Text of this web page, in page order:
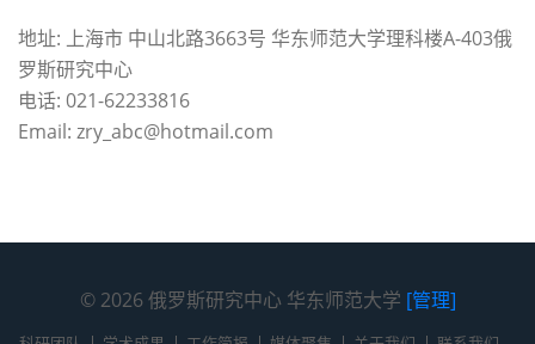
地址: 上海市 中山北路3663号 华东师范大学理科楼A-403俄
罗斯研究中心
电话: 021-62233816
Email: zry_abc@hotmail.com
© 2026 俄罗斯研究中心 华东师范大学 [管理]